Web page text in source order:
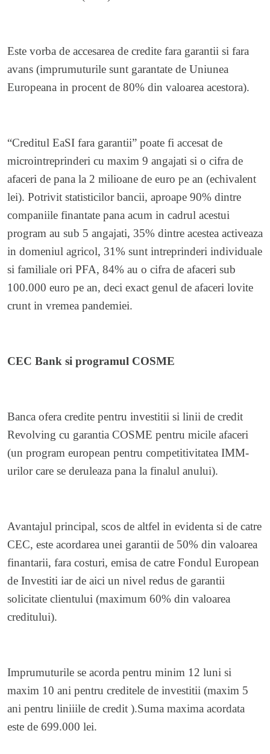
Este vorba de accesarea de credite fara garantii si fara
avans (imprumuturile sunt garantate de Uniunea
Europeana in procent de 80% din valoarea acestora).
“Creditul EaSI fara garantii” poate fi accesat de
microintreprinderi cu maxim 9 angajati si o cifra de
afaceri de pana la 2 milioane de euro pe an (echivalent
lei). Potrivit statisticilor bancii, aproape 90% dintre
companiile finantate pana acum in cadrul acestui
program au sub 5 angajati, 35% dintre acestea activeaza
in domeniul agricol, 31% sunt intreprinderi individuale
si familiale ori PFA, 84% au o cifra de afaceri sub
100.000 euro pe an, deci exact genul de afaceri lovite
crunt in vremea pandemiei.
CEC Bank si programul COSME
Banca ofera credite pentru investitii si linii de credit
Revolving cu garantia COSME pentru micile afaceri
(un program european pentru competitivitatea IMM-
urilor care se deruleaza pana la finalul anului).
Avantajul principal, scos de altfel in evidenta si de catre
CEC, este acordarea unei garantii de 50% din valoarea
finantarii, fara costuri, emisa de catre Fondul European
de Investiti iar de aici un nivel redus de garantii
solicitate clientului (maximum 60% din valoarea
creditului).
Imprumuturile se acorda pentru minim 12 luni si
maxim 10 ani pentru creditele de investitii (maxim 5
ani pentru liniiile de credit ).Suma maxima acordata
este de 699.000 lei.